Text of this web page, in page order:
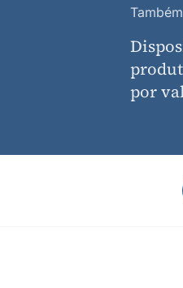
por